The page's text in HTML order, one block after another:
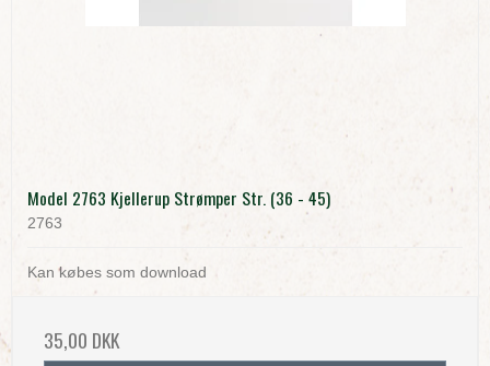
Model 2763 Kjellerup Strømper Str. (36 - 45)
2763
Kan købes som download
35,00 DKK